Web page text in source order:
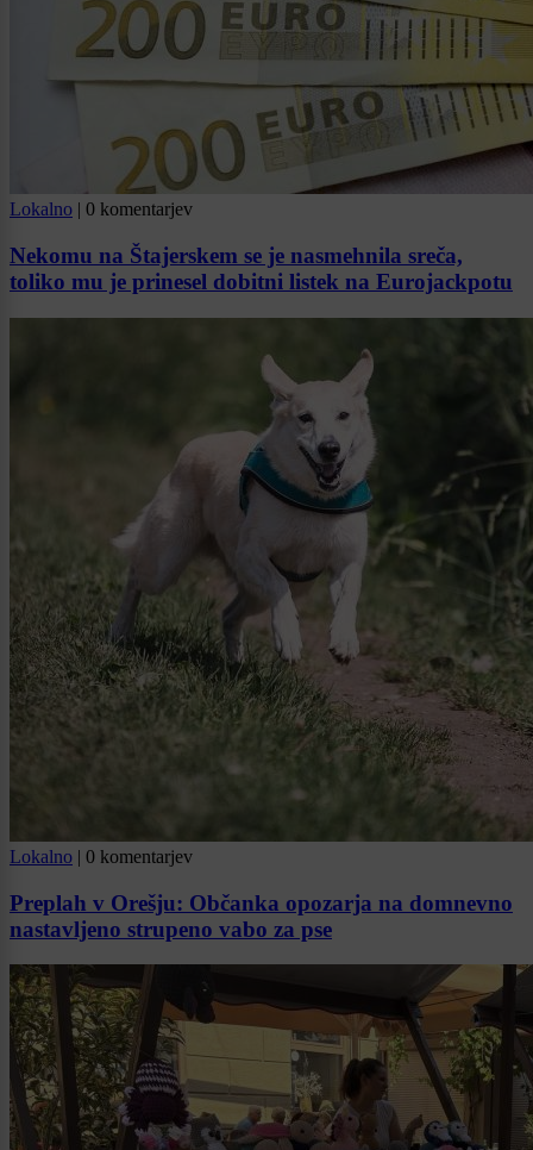
Lokalno | 0 komentarjev
Nekomu na Štajerskem se je nasmehnila sreča,
toliko mu je prinesel dobitni listek na Eurojackpotu
Lokalno | 0 komentarjev
Preplah v Orešju: Občanka opozarja na domnevno
nastavljeno strupeno vabo za pse